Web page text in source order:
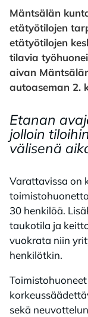
Mäntsälän
etätyötilojen
etätyötilojen
tilavia
aivan
autoaseman 2.
Etanan
jolloin
välisenä
Varattavissa on
30 henkilöä.
taukotila ja
vuokrata niin
henkilötkin.
sekä